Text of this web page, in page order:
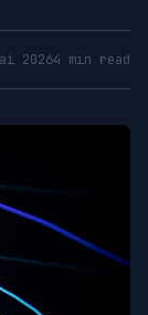
20264 min read